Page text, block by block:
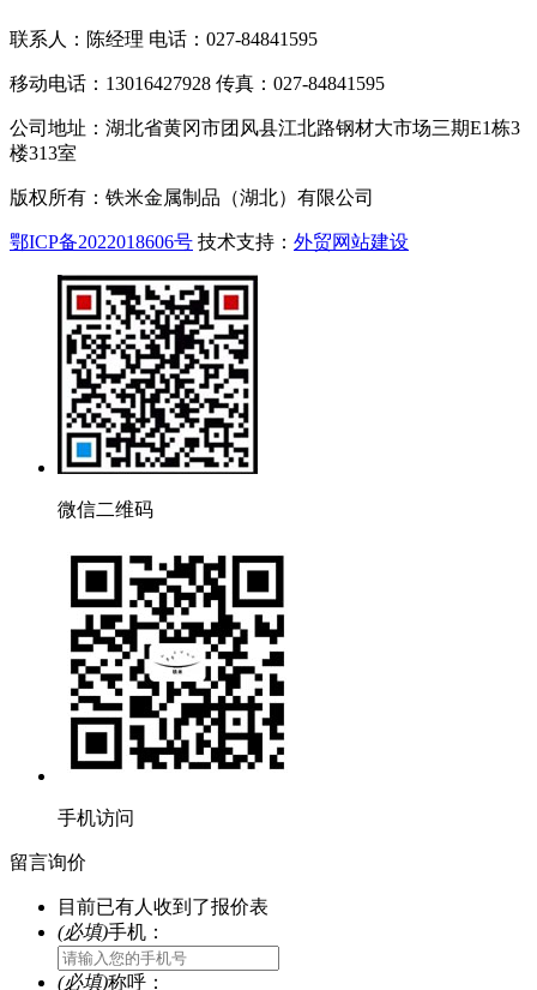
联系人：陈经理 电话：027-84841595
移动电话：13016427928 传真：027-84841595
公司地址：湖北省黄冈市团风县江北路钢材大市场三期E1栋3
楼313室
版权所有：铁米金属制品（湖北）有限公司
鄂ICP备2022018606号 技术支持： 外贸网站建设
微信二维码
手机访问
留言询价
目前已有人收到了报价表
(必填)手机：
(必填)称呼：